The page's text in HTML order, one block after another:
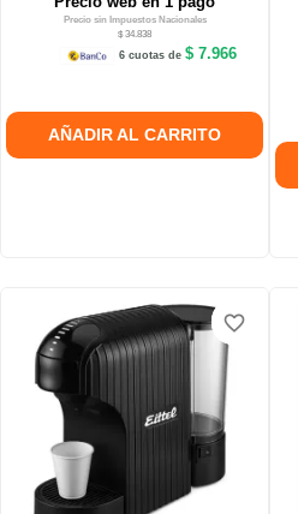
Precio sin Impuestos Nacionales
$ 34.838
6 cuotas de $ 7.966
AÑADIR AL CARRITO
favorite_border
favorite_border